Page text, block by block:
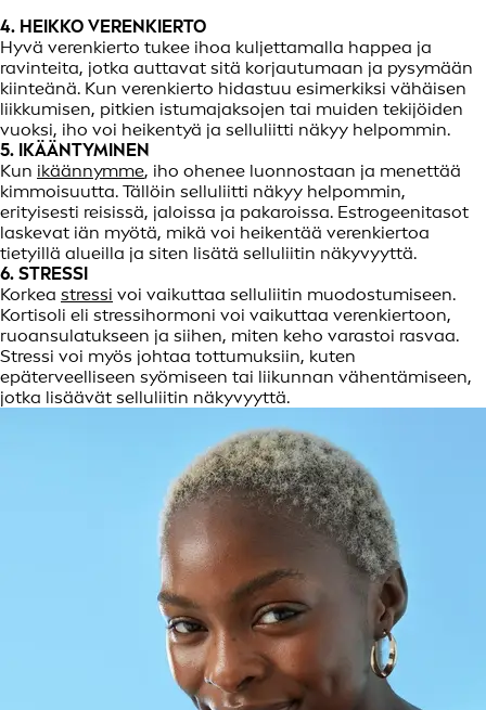
4. HEIKKO VERENKIERTO
Hyvä verenkierto tukee ihoa kuljettamalla happea ja
ravinteita, jotka auttavat sitä korjautumaan ja pysymään
kiinteänä. Kun verenkierto hidastuu esimerkiksi vähäisen
liikkumisen, pitkien istumajaksojen tai muiden tekijöiden
vuoksi, iho voi heikentyä ja selluliitti näkyy helpommin.
5. IKÄÄNTYMINEN
Kun ikäännymme, iho ohenee luonnostaan ja menettää
kimmoisuutta. Tällöin selluliitti näkyy helpommin,
erityisesti reisissä, jaloissa ja pakaroissa. Estrogeenitasot
laskevat iän myötä, mikä voi heikentää verenkiertoa
tietyillä alueilla ja siten lisätä selluliitin näkyvyyttä.
6. STRESSI
Korkea stressi voi vaikuttaa selluliitin muodostumiseen.
Kortisoli eli stressihormoni voi vaikuttaa verenkiertoon,
ruoansulatukseen ja siihen, miten keho varastoi rasvaa.
Stressi voi myös johtaa tottumuksiin, kuten
epäterveelliseen syömiseen tai liikunnan vähentämiseen,
jotka lisäävät selluliitin näkyvyyttä.